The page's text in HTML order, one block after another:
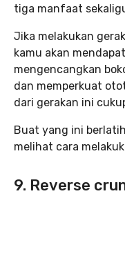
tiga manfaat
Jika melakukan
kamu akan
mengencangkan
dan memperkuat
dari gerakan ini
Buat yang ini
melihat cara
9. Reverse